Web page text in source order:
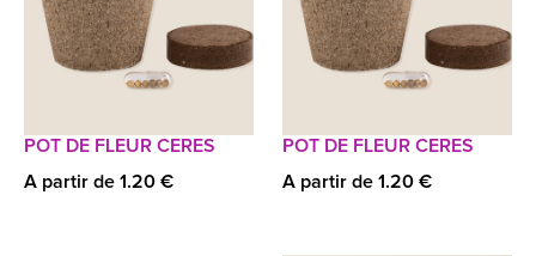
POT DE FLEUR CERES
A partir de 1.20 €
POT DE FLEUR CERES
A partir de 1.20 €